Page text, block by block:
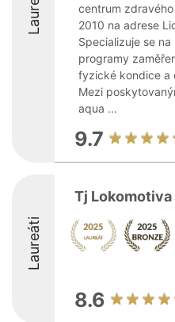
centrum
2010 na adrese
Specializuje se
programy
fyzické kondice a
Mezi
aqua ...
9.7
Laureáti
Tj Lokomotiva
8.6